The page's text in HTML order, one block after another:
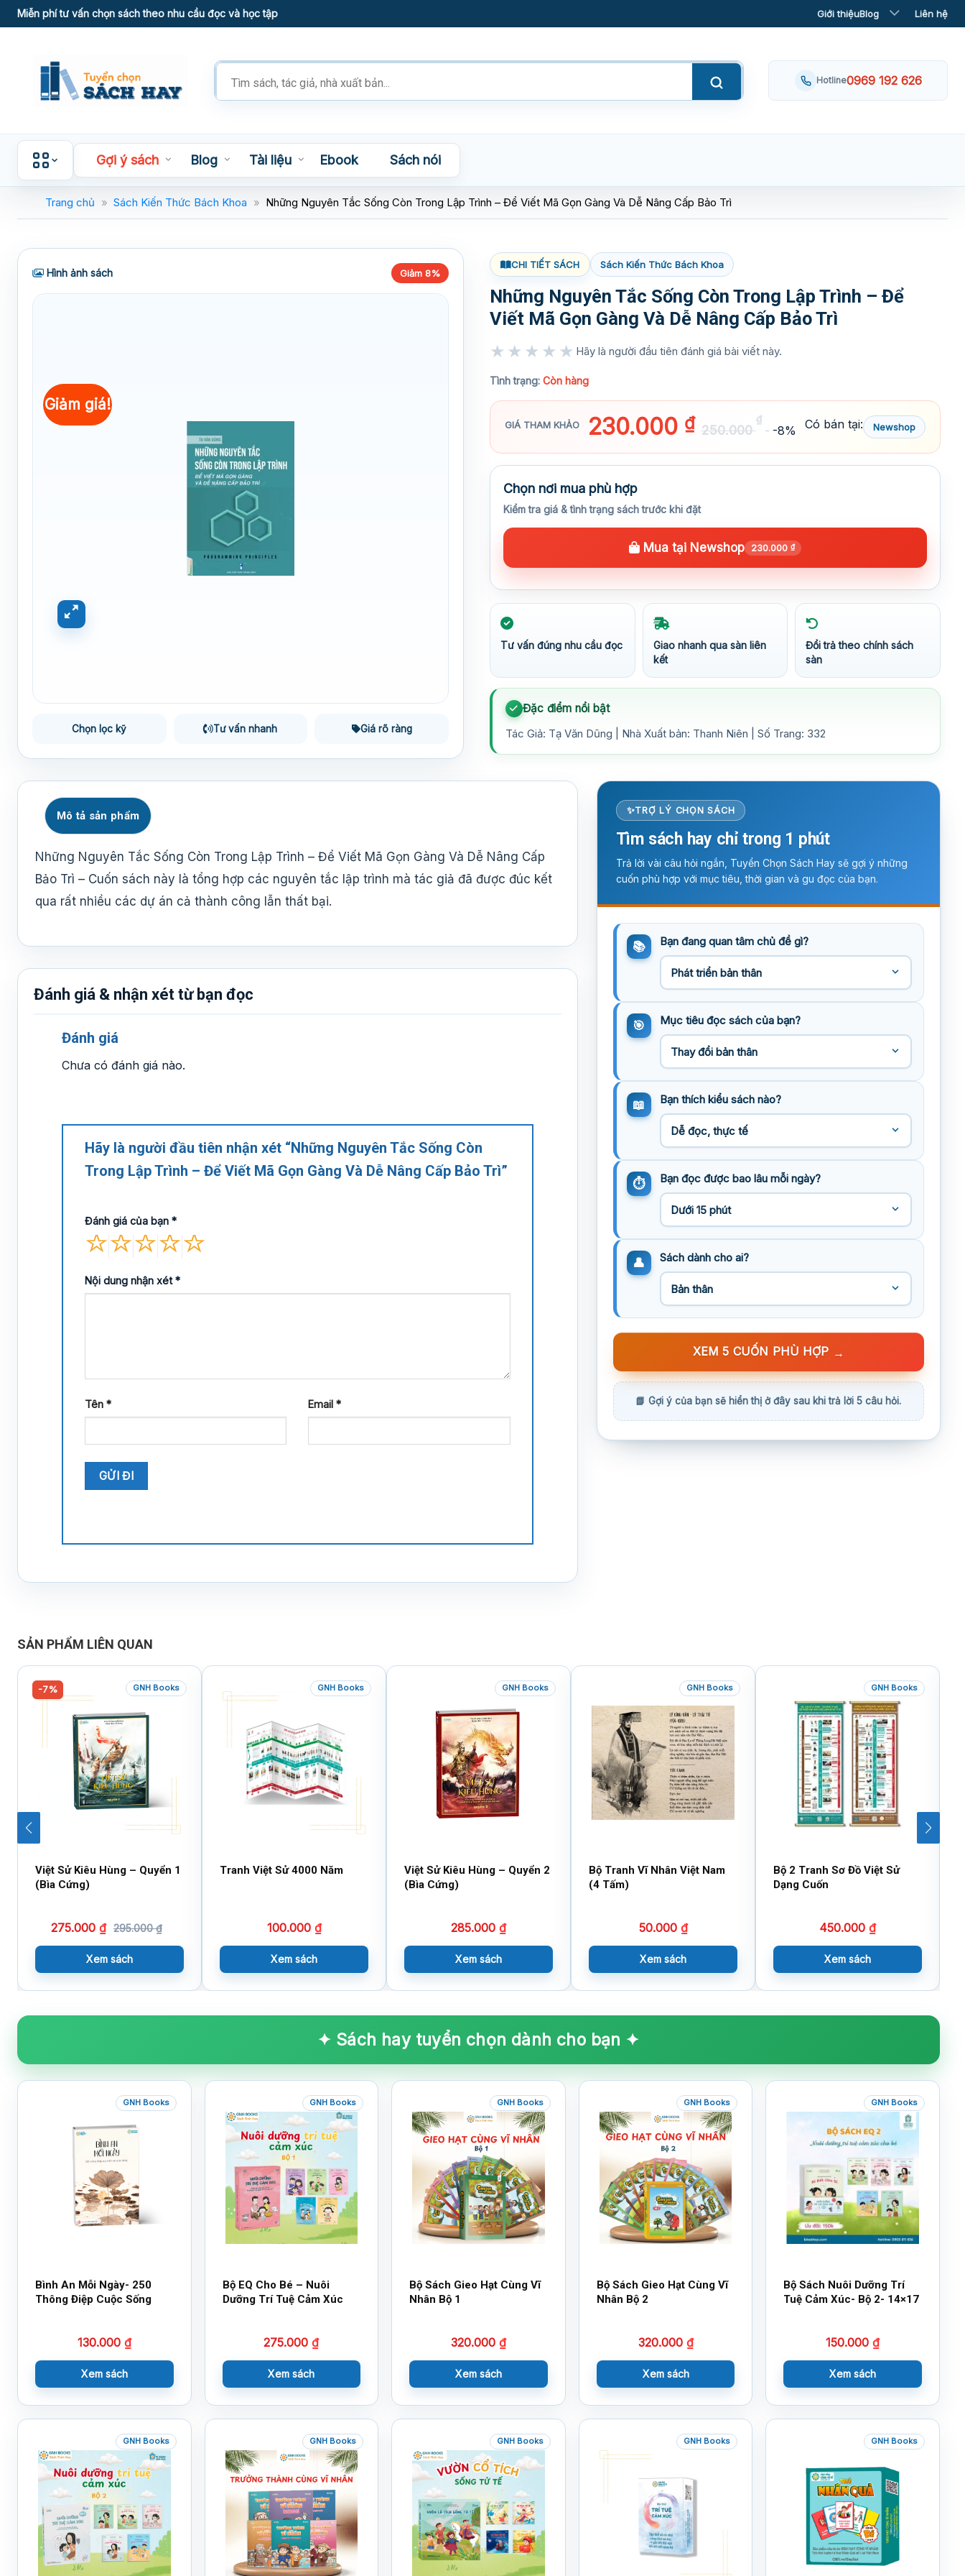
Skip
to
Miễn phí tư vấn chọn sách theo nhu cầu đọc và học tập Giới thiệuBlog Liên hệ
Tìm
kiếm
phẩm
Hotline0969 192 626
Gợi ý sách Blog Tài liệu Ebook Sách nói
Trang chủ » Sách Kiến Thức Bách Khoa » Những Nguyên Tắc Sống Còn Trong Lập Trình – Để Viết Mã Gọn Gàng Và Dễ Nâng Cấp Bảo Trì
Hình ảnh sách Giảm 8%
Giảm giá!
Chọn lọc kỹ Tư vấn nhanh Giá rõ ràng
CHI TIẾT SÁCH Sách Kiến Thức Bách Khoa
Những Nguyên Tắc Sống Còn Trong Lập Trình – Để
Viết Mã Gọn Gàng Và Dễ Nâng Cấp Bảo Trì
★★★★★ Hãy là người đầu tiên đánh giá bài viết này.
Tình trạng: Còn hàng
GIÁ THAM KHẢO 230.000 ₫ 250.000
₫
-8% Có bán tại: Newshop
Chọn nơi mua phù hợp
Kiểm tra giá & tình trạng sách trước khi đặt
Mua tại Newshop 230.000 ₫
Tư vấn đúng nhu cầu đọc
Giao nhanh qua sàn liên
kết
Đổi trả theo chính sách
sàn
Đặc điểm nổi bật
Tác Giả: Tạ Văn Dũng | Nhà Xuất bản: Thanh Niên | Số Trang: 332
Mô tả sản phẩm
Những Nguyên Tắc Sống Còn Trong Lập Trình – Để Viết Mã Gọn Gàng Và Dễ Nâng Cấp
Bảo Trì – Cuốn sách này là tổng hợp các nguyên tắc lập trình mà tác giả đã được đúc kết
qua rất nhiều các dự án cả thành công lẫn thất bại.
Đánh giá & nhận xét từ bạn đọc
Đánh giá
Chưa có đánh giá nào.
Hãy là người đầu tiên nhận xét “Những Nguyên Tắc Sống Còn
Trong Lập Trình – Để Viết Mã Gọn Gàng Và Dễ Nâng Cấp Bảo Trì”
Đánh giá của bạn *
Nội dung nhận xét*
Tên * Email*
TRỢ LÝ CHỌN SÁCH
Tìm sách hay chỉ trong 1 phút
Trả lời vài câu hỏi ngắn, Tuyển Chọn Sách Hay sẽ gợi ý những
cuốn phù hợp với mục tiêu, thời gian và gu đọc của bạn.
Bạn đang quan tâm chủ đề gì?
Mục tiêu đọc sách của bạn?
Bạn thích kiểu sách nào?
Bạn đọc được bao lâu mỗi ngày?
Sách dành cho ai?
XEM 5 CUỐN PHÙ HỢP →
SẢN PHẨM LIÊN QUAN
-7% GNH Books
Việt Sử Kiêu Hùng – Quyển 1
(Bìa Cứng)
275.000 ₫ 295.000₫
Xem sách
GNH Books
Tranh Việt Sử 4000 Năm
100.000 ₫
Xem sách
GNH Books
Việt Sử Kiêu Hùng – Quyển 2
(Bìa Cứng)
285.000 ₫
Xem sách
GNH Books
Bộ Tranh Vĩ Nhân Việt Nam
(4 Tấm)
50.000 ₫
Xem sách
GNH Books
Bộ 2 Tranh Sơ Đồ Việt Sử
Dạng Cuốn
450.000 ₫
Xem sách
✦ Sách hay tuyển chọn dành cho bạn ✦
GNH Books
Bình An Mỗi Ngày- 250
Thông Điệp Cuộc Sống
130.000 ₫
Xem sách
GNH Books
Bộ EQ Cho Bé – Nuôi
Dưỡng Trí Tuệ Cảm Xúc
275.000₫
Xem sách
GNH Books
Bộ Sách Gieo Hạt Cùng Vĩ
Nhân Bộ 1
320.000 ₫
Xem sách
GNH Books
Bộ Sách Gieo Hạt Cùng Vĩ
Nhân Bộ 2
320.000 ₫
Xem sách
GNH Books
Bộ Sách Nuôi Dưỡng Trí
Tuệ Cảm Xúc- Bộ 2- 14×17
150.000₫
Xem sách
GNH Books GNH Books GNH Books GNH Books GNH Books